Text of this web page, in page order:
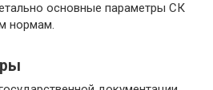
основные параметры СК
нормам.